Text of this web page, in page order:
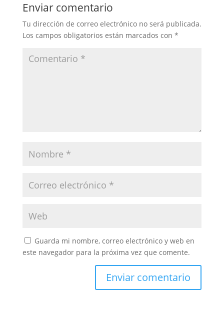
Enviar comentario
Tu dirección de correo electrónico no será publicada.
Los campos obligatorios están marcados con *
Guarda mi nombre, correo electrónico y web en
este navegador para la próxima vez que comente.